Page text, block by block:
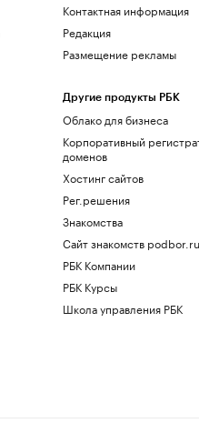
Контактная информация
Редакция
Размещение рекламы
Другие продукты РБК
Облако для бизнеса
Корпоративный
доменов
Хостинг сайтов
Рег.решения
Знакомства
Сайт знакомств podbor.ru
РБК Компании
РБК Курсы
Школа управления РБК